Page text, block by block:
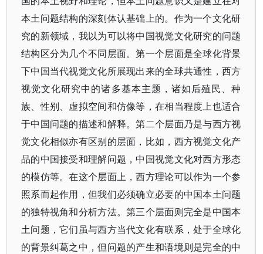
本土问题结构的深刻体认基础上的。作为一个文化研
究的新领域，我以为可以将中国视觉文化研究的问题
结构区分为几个不同层面。第一个层面是全球化背景
下中国当代视觉文化所展现出来的全球共通性，西方
视觉文化研究中的诸多基本主题，诸如后殖民、种
族、性别、虚拟空间和仿像等，在相当程度上也适合
于中国问题的描述和解释。第二个层面乃是与西方视
觉文化相似亦有区别的层面，比如，西方视觉文化产
品的中国接受和理解问题，中国视觉文化对西方形态
的模仿等。在这个层面上，西方理论可以作为一个参
照系而起作用，但我们必须确立必要的中国本土问题
的独特视角和分析方法。第三个层面则完全是中国本
土问题，它们虽与西方当代文化有联系，处于全球化
的背景纠葛之中，但问题的产生和语境则是完全的中